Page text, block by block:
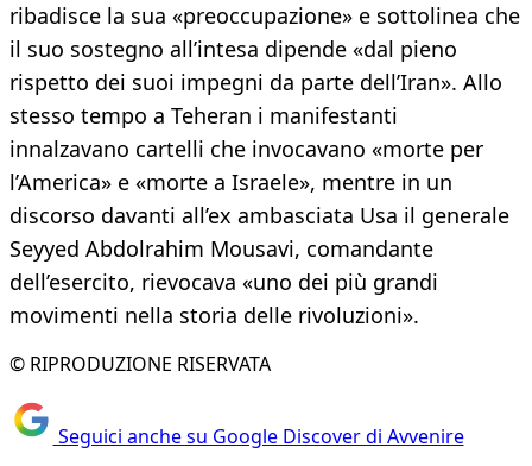
ribadisce la sua «preoccupazione» e sottolinea che
il suo sostegno all’intesa dipende «dal pieno
rispetto dei suoi impegni da parte dell’Iran». Allo
stesso tempo a Teheran i manifestanti
innalzavano cartelli che invocavano «morte per
l’America» e «morte a Israele», mentre in un
discorso davanti all’ex ambasciata Usa il generale
Seyyed Abdolrahim Mousavi, comandante
dell’esercito, rievocava «uno dei più grandi
movimenti nella storia delle rivoluzioni».
© RIPRODUZIONE RISERVATA
Seguici anche su Google Discover di Avvenire